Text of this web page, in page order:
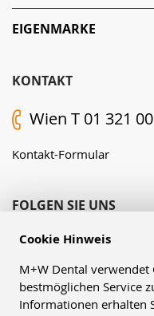
Cookie Hinweis
M+W Dental verwendet
bestmöglichen Service
Informationen erhalten
KONTAKT
Wien T 01 321
Kontakt-Formular
FOLGEN SIE UNS
EIGENMARKE